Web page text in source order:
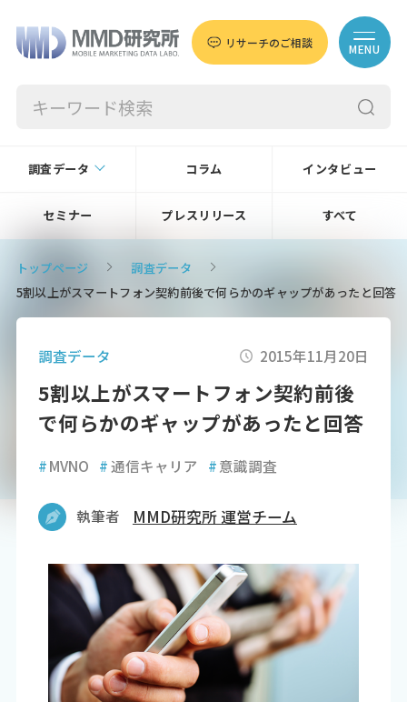
リサーチのご相談 MENU
調査データ コラム インタビュー
セミナー プレスリリース すべて
トップページ
調査データ
5割以上がスマートフォン契約前後で何らかのギャップがあったと回答
調査データ 2015年11月20日
5割以上がスマートフォン契約前後
で何らかのギャップがあったと回答
#MVNO #通信キャリア #意識調査
執筆者 MMD研究所 運営チーム